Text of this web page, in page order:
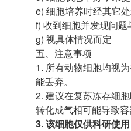
e) 细胞培养时经其它
f) 收到细胞并发现问
g) 视具体情况而定
五、注意事项
1. 所有动物细胞均视
能丢弃。
2. 建议在复苏冻存细
转化成气相可能导致
3. 该细胞仅供科研使